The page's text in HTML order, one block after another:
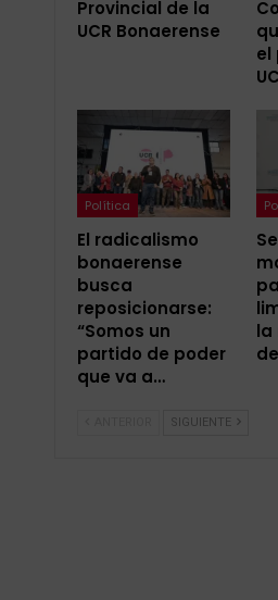
Provincial de la
UCR Bonaerense
el
Política
El radicalismo
bonaerense
busca
reposicionarse:
“Somos un
partido de poder
que va a…
la
SIGUIENTE